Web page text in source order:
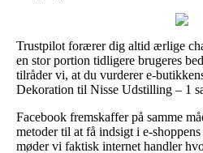
Trustpilot forærer dig altid ærlige
en stor portion tidligere brugeres
tilråder vi, at du vurderer e-
Dekoration til Nisse Udstilling – 1
Facebook fremskaffer på samme
metoder til at få indsigt i e-
møder vi faktisk internet handler